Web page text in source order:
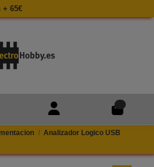
+ 65€
Analizador Logico USB